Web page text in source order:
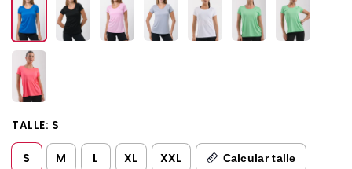
TALLE: S
S M L XL XXL Calcular talle